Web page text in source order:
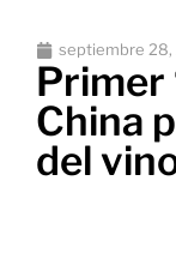
septiembre
Primer
China
del